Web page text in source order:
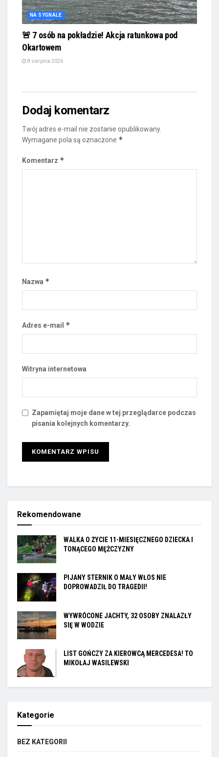
NA SYGNALE
🚨 7 osób na pokładzie! Akcja ratunkowa pod
Okartowem
8 sierpnia 2026
Dodaj komentarz
Twój adres e-mail nie zostanie opublikowany.
Wymagane pola są oznaczone *
Komentarz *
Nazwa *
Adres e-mail *
Witryna internetowa
Zapamiętaj moje dane w tej przeglądarce podczas
pisania kolejnych komentarzy.
Rekomendowane
WALKA O ŻYCIE 11-MIESIĘCZNEGO DZIECKA I
TONĄCEGO MĘŻCZYZNY
PIJANY STERNIK O MAŁY WŁOS NIE
DOPROWADZIŁ DO TRAGEDII!
WYWRÓCONE JACHTY, 32 OSOBY ZNALAZŁY
SIĘ W WODZIE
LIST GOŃCZY ZA KIEROWCĄ MERCEDESA! TO
MIKOŁAJ WASILEWSKI
Kategorie
BEZ KATEGORII